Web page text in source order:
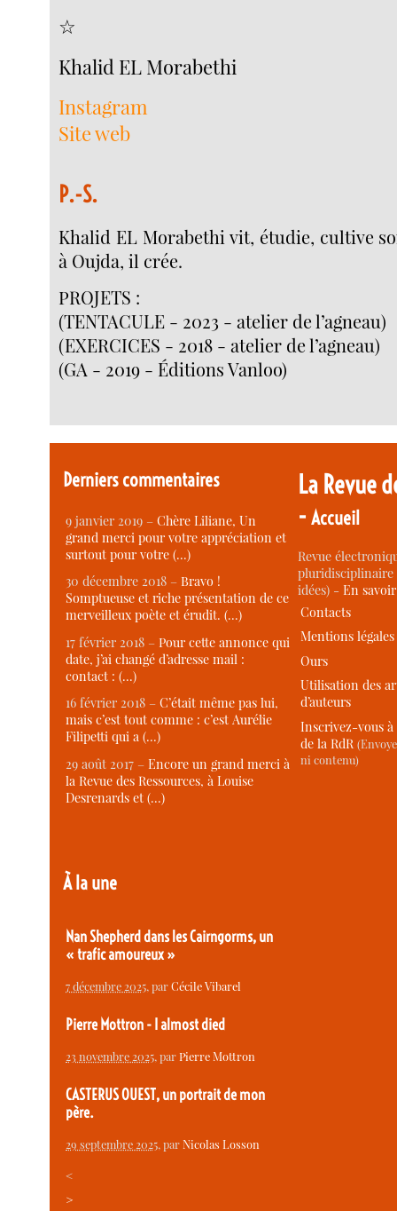
☆
Khalid EL Morabethi
Instagram
Site web
P.-S.
Khalid EL Morabethi vit, étudie, cultive
à Oujda, il crée.
PROJETS :
(TENTACULE - 2023 - atelier de l’agneau)
(EXERCICES - 2018 - atelier de l’agneau)
(GA - 2019 - Éditions Vanloo)
Derniers commentaires
9 janvier 2019 –Chère Liliane, Un
grand merci pour votre appréciation et
surtout pour votre (…)
30 décembre 2018 –Bravo !
Somptueuse et riche présentation de ce
merveilleux poète et érudit. (…)
17 février 2018 –Pour cette annonce qui
date, j’ai changé d’adresse mail :
contact : (…)
16 février 2018 –C’était même pas lui,
mais c’est tout comme : c’est Aurélie
Filipetti qui a (…)
29 août 2017 –Encore un grand merci à
la Revue des Ressources, à Louise
Desrenards et (…)
À la une
Nan Shepherd dans les Cairngorms, un
« trafic amoureux »
7 décembre 2025, parCécile Vibarel
Pierre Mottron - I almost died
23 novembre 2025, parPierre Mottron
CASTERUS OUEST, un portrait de mon
père.
29 septembre 2025, parNicolas Losson
<
>
La Revue
-Accueil
Revue
idées) -En
Contacts
Mentions légales
Ours
Utilisation des
d’auteurs
Inscrivez-vous
de la RdR
ni contenu)